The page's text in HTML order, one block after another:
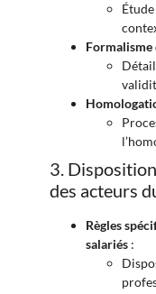
3.
des acteurs
Règles
salariés :